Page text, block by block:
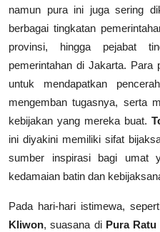
namun pura ini juga sering
berbagai tingkatan
provinsi, hingga pejabat
pemerintahan di Jakarta. Para
untuk mendapatkan
mengemban tugasnya, serta
kebijakan yang mereka buat.
ini diyakini memiliki sifat
sumber inspirasi bagi umat
kedamaian batin dan
Pada hari-hari istimewa,
Kliwon, suasana di Pura Ratu